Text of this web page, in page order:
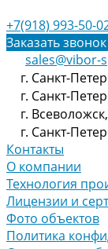
+7(918) 993-50-
Заказать звонок
sales@vibor-
г. Санкт-
г. Санкт-
г.
г. Санкт-
Контакты
О компании
Технология
Лицензии и
Фото объектов
Политика